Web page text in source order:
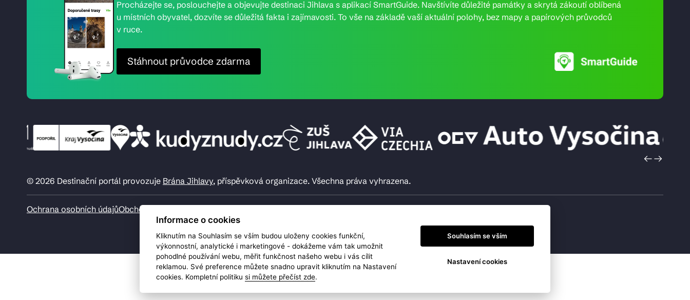
Procházejte se, poslouchejte a objevujte destinaci Jihlava s aplikací SmartGuide. Navštívíte důležité památky a skrytá zákoutí oblíbená
u místních obyvatel, dozvíte se důležitá fakta i zajímavosti. To vše na základě vaší aktuální polohy, bez mapy a papírových průvodců
v ruce.
Stáhnout průvodce zdarma
© 2026 Destinační portál provozuje Brána Jihlavy, příspěvková organizace. Všechna práva vyhrazena.
Ochrana osobních údajůObchodní podmínky
Informace o cookies
Kliknutím na Souhlasím se vším budou uloženy cookies funkční,
výkonnostní, analytické i marketingové - dokážeme vám tak umožnit
pohodlné používání webu, měřit funkčnost našeho webu i vás cílit
reklamou. Své preference můžete snadno upravit kliknutím na Nastavení
cookies. Kompletní politiku si můžete přečíst zde.
Souhlasím se vším
Nastavení cookies